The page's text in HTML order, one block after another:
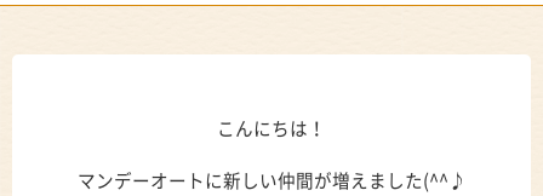
こんにちは！
マンデーオートに新しい仲間が増えました(^^♪